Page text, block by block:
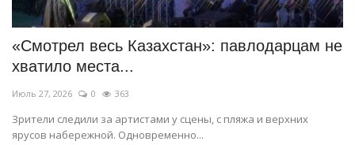
«Смотрел весь Казахстан»: павлодарцам не
хватило места...
Июль 27, 2026 0 363
Зрители следили за артистами у сцены, с пляжа и верхних
ярусов набережной. Одновременно...